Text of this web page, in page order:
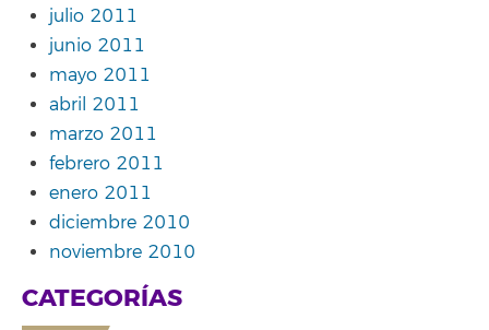
julio 2011
junio 2011
mayo 2011
abril 2011
marzo 2011
febrero 2011
enero 2011
diciembre 2010
noviembre 2010
CATEGORÍAS